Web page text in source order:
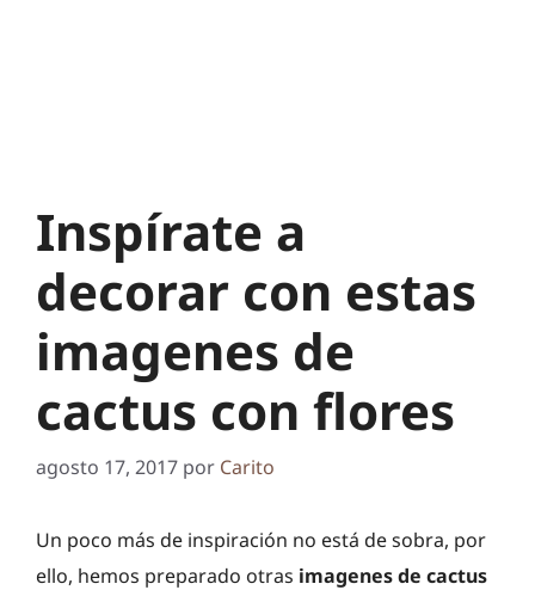
Inspírate a
decorar con estas
imagenes de
cactus con flores
agosto 17, 2017 por Carito
Un poco más de inspiración no está de sobra, por
ello, hemos preparado otras imagenes de cactus